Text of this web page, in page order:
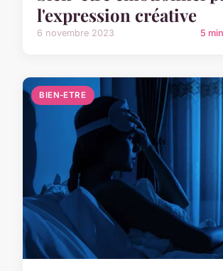
l'expression créative
6 novembre 2023 5
BIEN-ETRE